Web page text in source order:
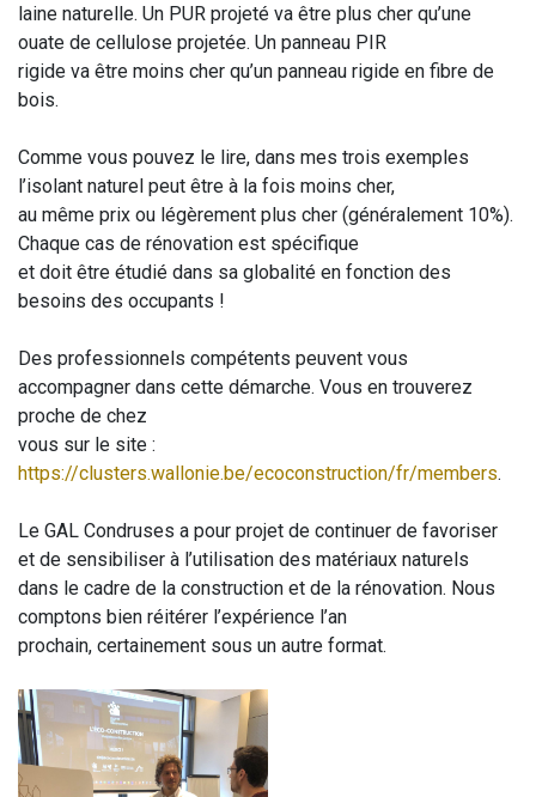
laine naturelle. Un PUR projeté va être plus cher qu’une
ouate de cellulose projetée. Un panneau PIR
rigide va être moins cher qu’un panneau rigide en fibre de
bois.
Comme vous pouvez le lire, dans mes trois exemples
l’isolant naturel peut être à la fois moins cher,
au même prix ou légèrement plus cher (généralement 10%).
Chaque cas de rénovation est spécifique
et doit être étudié dans sa globalité en fonction des
besoins des occupants !
Des professionnels compétents peuvent vous
accompagner dans cette démarche. Vous en trouverez
proche de chez
vous sur le site :
https://clusters.wallonie.be/ecoconstruction/fr/members.
Le GAL Condruses a pour projet de continuer de favoriser
et de sensibiliser à l’utilisation des matériaux naturels
dans le cadre de la construction et de la rénovation. Nous
comptons bien réitérer l’expérience l’an
prochain, certainement sous un autre format.